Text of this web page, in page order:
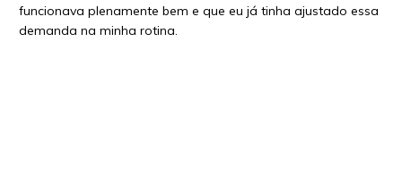
funcionava plenamente bem e que eu já tinha ajustado essa
demanda na minha rotina.